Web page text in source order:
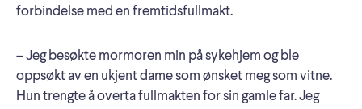
forbindelse med en fremtidsfullmakt.
– Jeg besøkte mormoren min på sykehjem og ble
oppsøkt av en ukjent dame som ønsket meg som vitne.
Hun trengte å overta fullmakten for sin gamle far. Jeg